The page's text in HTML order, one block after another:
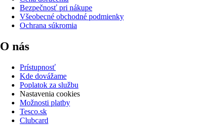
Bezpečnosť pri nákupe
Všeobecné obchodné podmienky
Ochrana súkromia
O nás
Prístupnosť
Kde dovážame
Poplatok za službu
Nastavenia cookies
Možnosti platby
Tesco.sk
Clubcard